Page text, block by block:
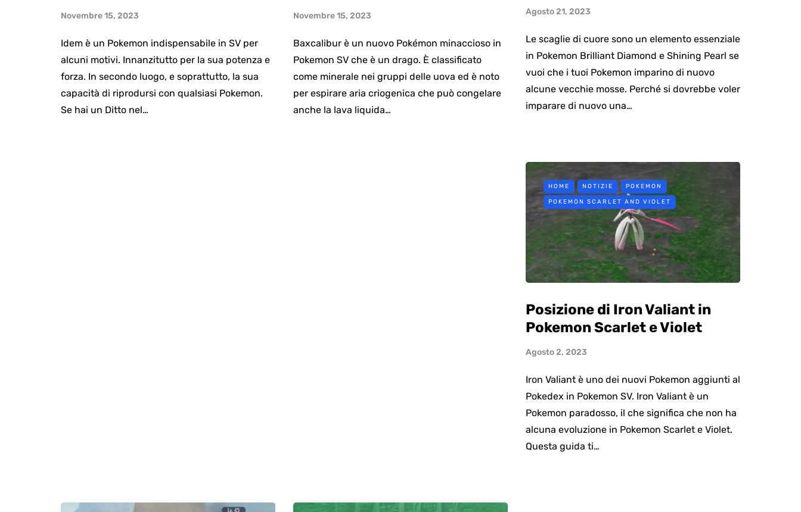
Novembre 15, 2023
Idem è un Pokemon indispensabile in SV per
alcuni motivi. Innanzitutto per la sua potenza e
forza. In secondo luogo, e soprattutto, la sua
capacità di riprodursi con qualsiasi Pokemon.
Se hai un Ditto nel…
Novembre 15, 2023
Baxcalibur è un nuovo Pokémon minaccioso in
Pokemon SV che è un drago. È classificato
come minerale nei gruppi delle uova ed è noto
per espirare aria criogenica che può congelare
anche la lava liquida…
Agosto 21, 2023
Le scaglie di cuore sono un elemento essenziale
in Pokemon Brilliant Diamond e Shining Pearl se
vuoi che i tuoi Pokemon imparino di nuovo
alcune vecchie mosse. Perché si dovrebbe voler
imparare di nuovo una…
HOME NOTIZIE POKEMON
POKEMON SCARLET AND VIOLET
Posizione di Iron Valiant in
Pokemon Scarlet e Violet
Agosto 2, 2023
Iron Valiant è uno dei nuovi Pokemon aggiunti al
Pokedex in Pokemon SV. Iron Valiant è un
Pokemon paradosso, il che significa che non ha
alcuna evoluzione in Pokemon Scarlet e Violet.
Questa guida ti…